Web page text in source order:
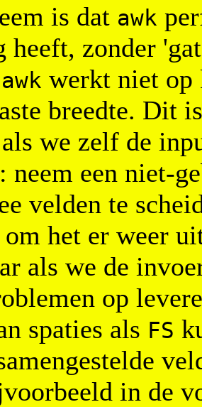
is dat awk
heeft, zonder
awk werkt niet op
breedte. Dit
we zelf de
neem een niet-
velden te
om het er weer
als we de
op
spaties als FS
in de